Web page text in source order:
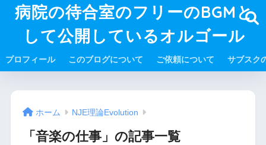
病院の待合室のフリーのBGMと
して公開しているオルゴール
プロフィール このブログについて ご依頼について サブスク
ホーム NJE理論Evolution
「音楽の仕事」の記事一覧